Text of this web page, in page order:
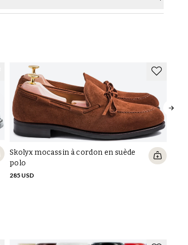
Skolyx
Skolyx mocassin à cordon en suède
polo
285 USD